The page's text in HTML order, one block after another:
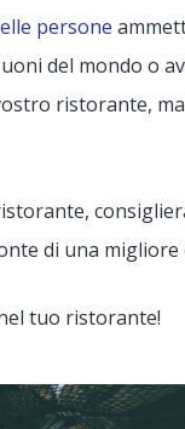
persone
del mondo o
ristorante,
di una migliore
tuo ristorante!